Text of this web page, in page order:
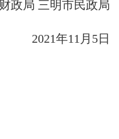
政局 三明市民政局
2021年11 月 5日